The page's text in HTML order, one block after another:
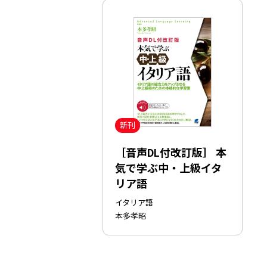
新刊
［音声DL付改訂版］ 本
気で学ぶ中・上級イタ
リア語
イタリア語
本多孝昭